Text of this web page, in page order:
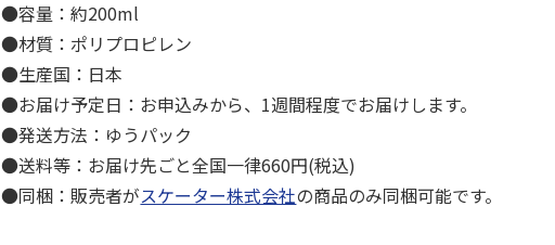
●容量：約200ml
●材質：ポリプロピレン
●生産国：日本
●お届け予定日：お申込みから、1週間程度でお届けします。
●発送方法：ゆうパック
●送料等：お届け先ごと全国一律660円(税込)
●同梱：販売者がスケーター株式会社の商品のみ同梱可能です。